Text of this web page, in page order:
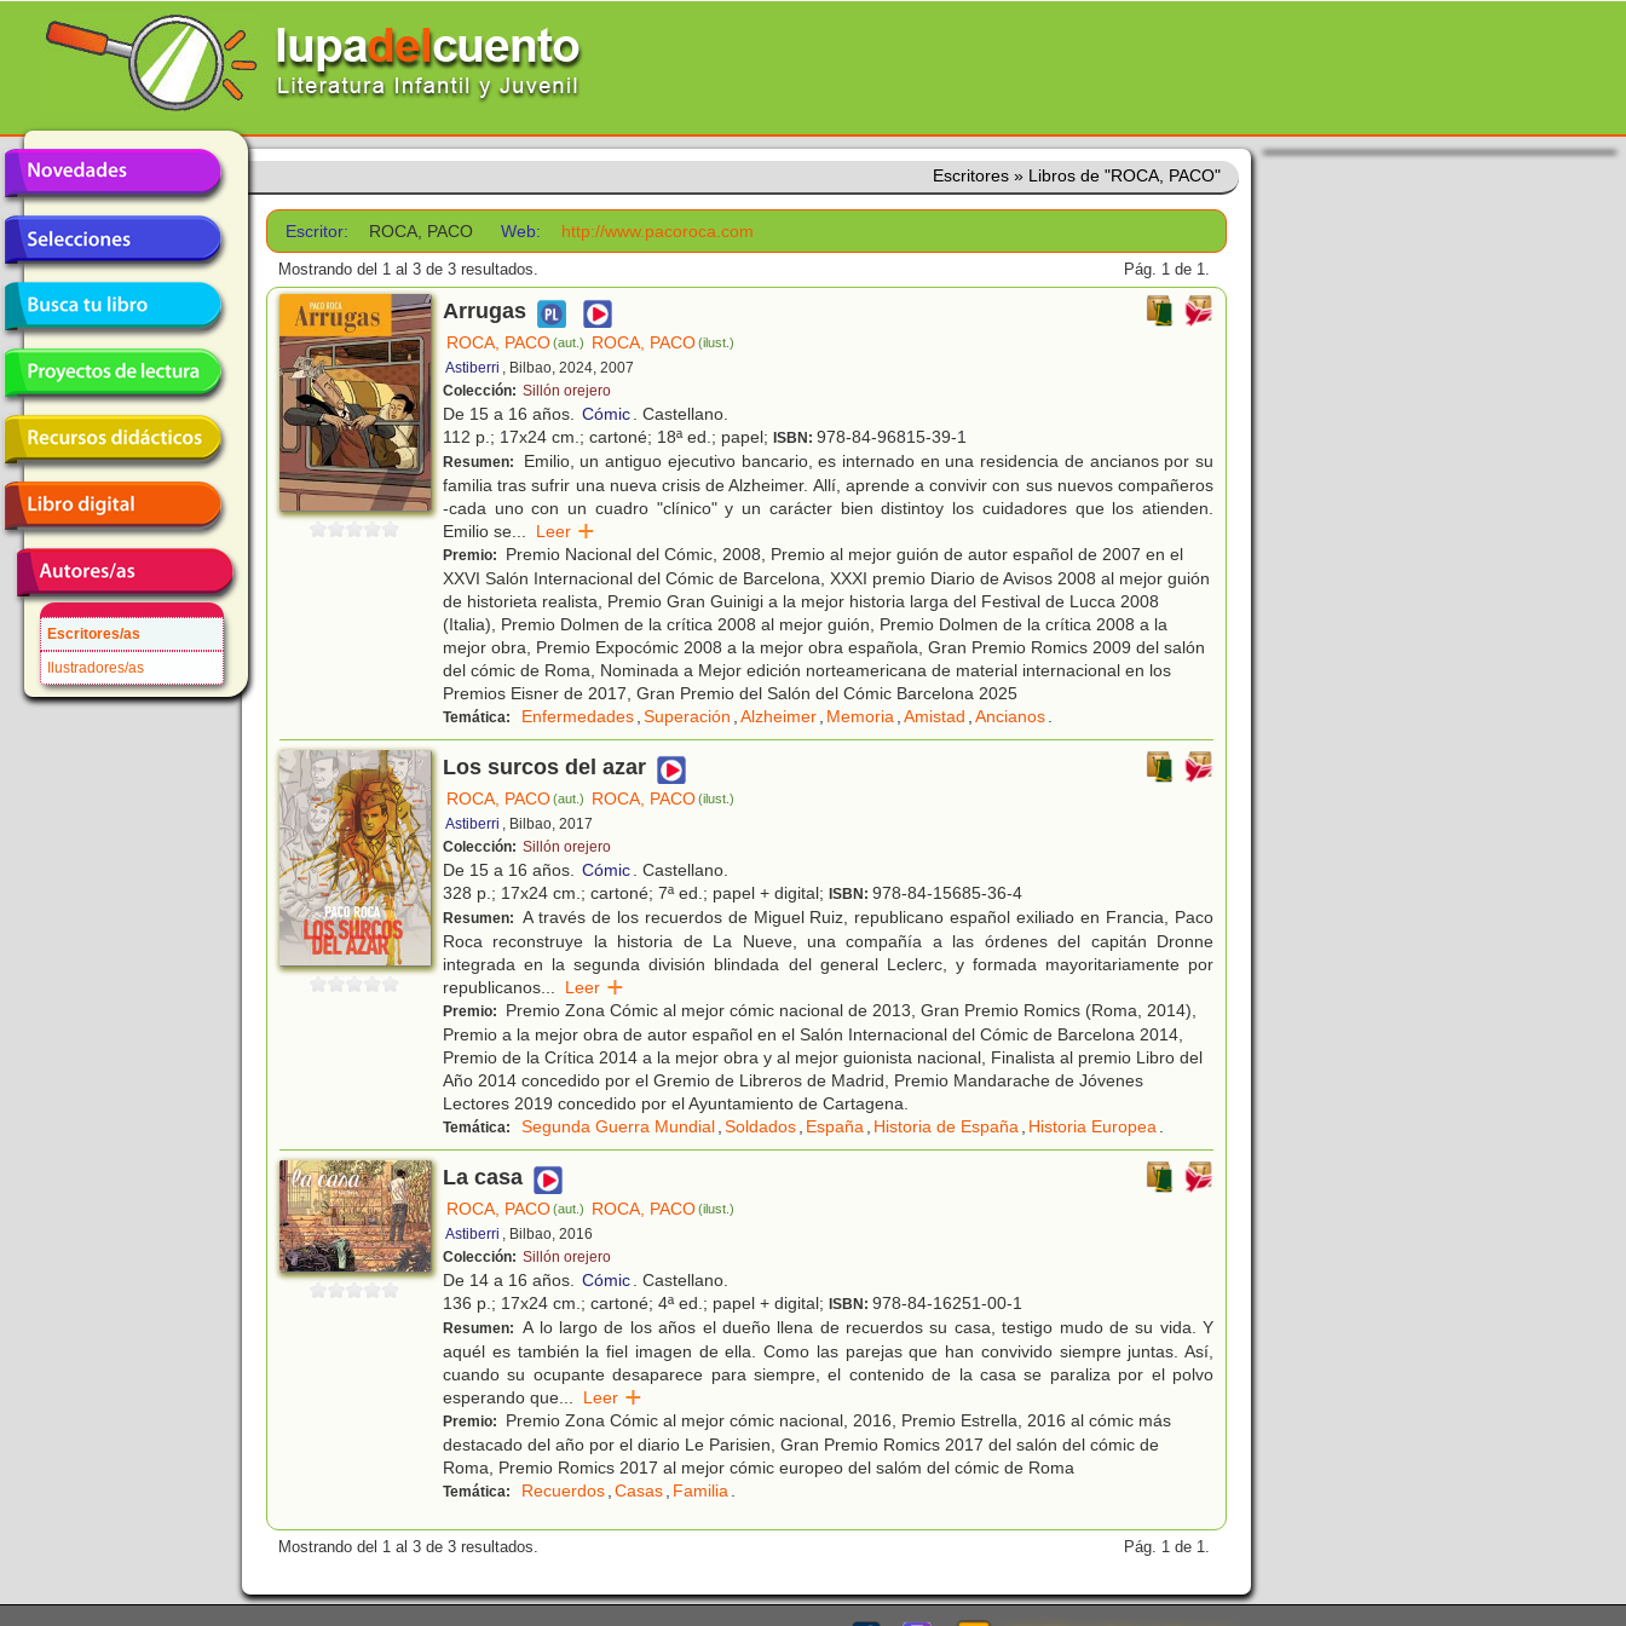
Escritores/as
Ilustradores/as
Escritores » Libros de "ROCA, PACO"
Escritor: ROCA, PACO Web: http://www.pacoroca.com
Mostrando del 1 al 3 de 3 resultados. Pág. 1 de 1.
Arrugas
ROCA, PACO(aut.) ROCA, PACO(ilust.)
Astiberri , Bilbao, 2024, 2007
Colección: Sillón orejero
De 15 a 16 años. Cómic. Castellano.
112 p.; 17x24 cm.; cartoné; 18ª ed.; papel; ISBN: 978-84-96815-39-1
Resumen:
Emilio, un antiguo ejecutivo bancario, es internado en una residencia de ancianos por su
familia tras sufrir una nueva crisis de Alzheimer. Allí, aprende a convivir con sus nuevos compañeros
-cada uno con un cuadro "clínico" y un carácter bien distintoy los cuidadores que los atienden.
Emilio se... Leer
Premio:
Premio Nacional del Cómic, 2008, Premio al mejor guión de autor español de 2007 en el
XXVI Salón Internacional del Cómic de Barcelona, XXXI premio Diario de Avisos 2008 al mejor guión
de historieta realista, Premio Gran Guinigi a la mejor historia larga del Festival de Lucca 2008
(Italia), Premio Dolmen de la crítica 2008 al mejor guión, Premio Dolmen de la crítica 2008 a la
mejor obra, Premio Expocómic 2008 a la mejor obra española, Gran Premio Romics 2009 del salón
del cómic de Roma, Nominada a Mejor edición norteamericana de material internacional en los
Premios Eisner de 2017, Gran Premio del Salón del Cómic Barcelona 2025
Temática: Enfermedades,Superación ,Alzheimer, Memoria,Amistad ,Ancianos.
Los surcos del azar
ROCA, PACO(aut.) ROCA, PACO(ilust.)
Astiberri , Bilbao, 2017
Colección: Sillón orejero
De 15 a 16 años. Cómic. Castellano.
328 p.; 17x24 cm.; cartoné; 7ª ed.; papel + digital; ISBN: 978-84-15685-36-4
Resumen: A través de los recuerdos de Miguel Ruiz, republicano español exiliado en Francia, Paco
Roca reconstruye la historia de La Nueve, una compañía a las órdenes del capitán Dronne
integrada en la segunda división blindada del general Leclerc, y formada mayoritariamente por
republicanos... Leer
Premio:
Premio Zona Cómic al mejor cómic nacional de 2013, Gran Premio Romics (Roma, 2014),
Premio a la mejor obra de autor español en el Salón Internacional del Cómic de Barcelona 2014,
Premio de la Crítica 2014 a la mejor obra y al mejor guionista nacional, Finalista al premio Libro del
Año 2014 concedido por el Gremio de Libreros de Madrid, Premio Mandarache de Jóvenes
Lectores 2019 concedido por el Ayuntamiento de Cartagena.
Temática: Segunda Guerra Mundial,Soldados, España, Historia de España, Historia Europea.
La casa
ROCA, PACO(aut.) ROCA, PACO(ilust.)
Astiberri , Bilbao, 2016
Colección: Sillón orejero
De 14 a 16 años. Cómic. Castellano.
136 p.; 17x24 cm.; cartoné; 4ª ed.; papel + digital; ISBN: 978-84-16251-00-1
Resumen: A lo largo de los años el dueño llena de recuerdos su casa, testigo mudo de su vida. Y
aquél es también la fiel imagen de ella. Como las parejas que han convivido siempre juntas. Así,
cuando su ocupante desaparece para siempre, el contenido de la casa se paraliza por el polvo
esperando que... Leer
Premio:
Premio Zona Cómic al mejor cómic nacional, 2016, Premio Estrella, 2016 al cómic más
destacado del año por el diario Le Parisien, Gran Premio Romics 2017 del salón del cómic de
Roma, Premio Romics 2017 al mejor cómic europeo del salóm del cómic de Roma
Temática: Recuerdos,Casas, Familia.
Mostrando del 1 al 3 de 3 resultados. Pág. 1 de 1.